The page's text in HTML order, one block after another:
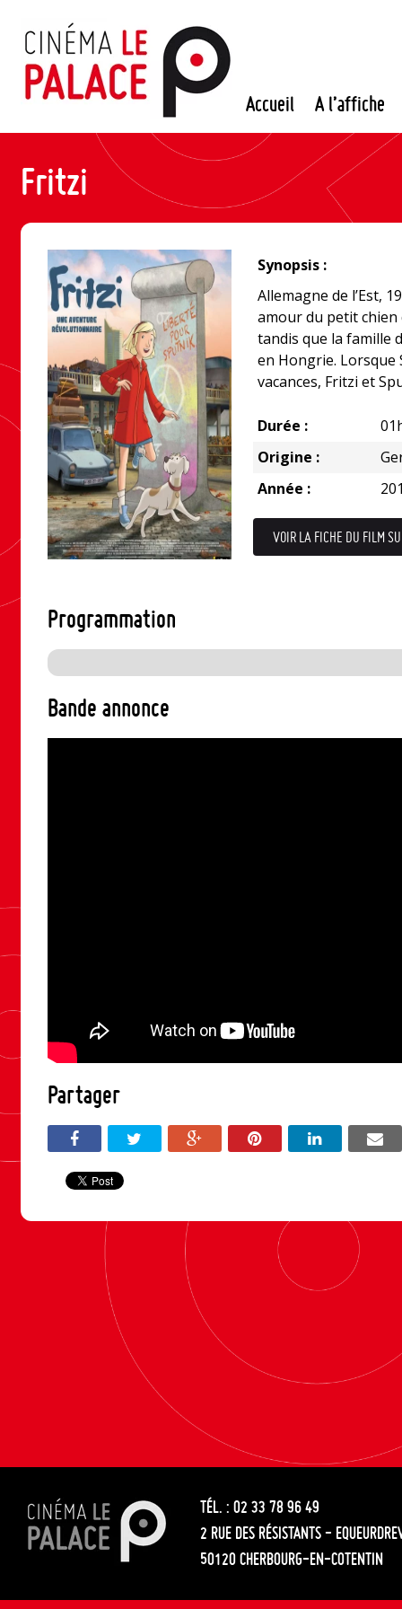
contenu
Accueil A l’affiche
Fritzi
Synopsis :
Allemagne de l’Est,
amour du petit chien
tandis que la famille
en Hongrie. Lorsque
vacances, Fritzi et
Durée :
Origine :
Année :
VOIR LA FICHE DU FILM
Programmation
Bande annonce
Partager
TÉL. : 02 33 78 96 49
2 RUE DES RÉSISTANTS -
50120 CHERBOURG-EN-COTENTIN